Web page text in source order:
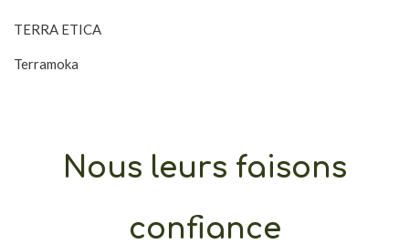
TERRA ETICA
Terramoka
Nous leurs faisons
confiance